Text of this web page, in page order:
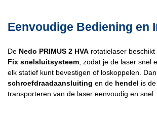
Eenvoudige Bediening en
De Nedo PRIMUS 2 HVA rotatielaser beschikt
Fix snelsluitsysteem, zodat je de laser snel
elk statief kunt bevestigen of loskoppelen.
schroefdraadaansluiting en de hendel is
transporteren van de laser eenvoudig en snel.